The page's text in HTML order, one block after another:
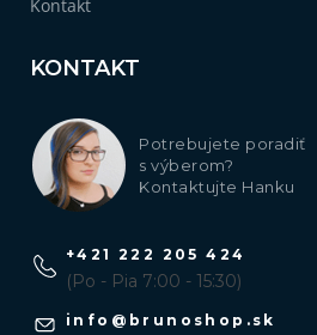
Kontakt
KONTAKT
Potrebujete poradiť
s výberom?
Kontaktujte Hanku
info @ brunoshop.sk
+421 222 205 424
(Po - Pia 7:00 - 15:30)